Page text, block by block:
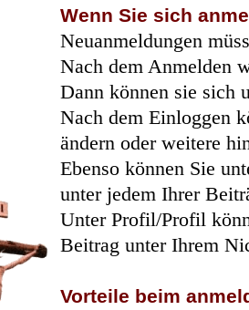
Wenn Sie sich
Neuanmeldungen
Nach dem Anmelden
Dann können sie sich
Nach dem Einloggen
ändern oder weitere
Ebenso können Sie
unter jedem Ihrer
Unter Profil/Profil
Beitrag unter Ihrem
Vorteile beim